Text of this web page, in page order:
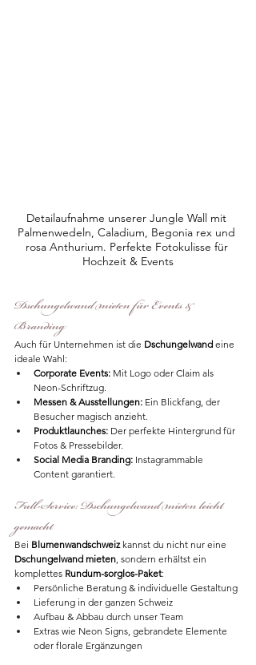
Detailaufnahme unserer Jungle Wall mit
Palmenwedeln, Caladium, Begonia rex und
rosa Anthurium. Perfekte Fotokulisse für
Hochzeit & Events
Dschungelwand mieten für Events &
Branding
Auch für Unternehmen ist die Dschungelwand eine
ideale Wahl:
Corporate Events: Mit Logo oder Claim als
Neon-Schriftzug.
Messen & Ausstellungen: Ein Blickfang, der
Besucher magisch anzieht.
Produktlaunches: Der perfekte Hintergrund für
Fotos & Pressebilder.
Social Media Branding: Instagrammable
Content garantiert.
Full-Service: Dschungelwand mieten leicht
gemacht
Bei Blumenwandschweiz kannst du nicht nur eine
Dschungelwand mieten , sondern erhältst ein
komplettes Rundum-sorglos-Paket:
Persönliche Beratung & individuelle Gestaltung
Lieferung in der ganzen Schweiz
Aufbau & Abbau durch unser Team
Extras wie Neon Signs, gebrandete Elemente
oder florale Ergänzungen